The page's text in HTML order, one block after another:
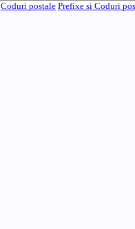
Coduri postale Prefixe si Coduri